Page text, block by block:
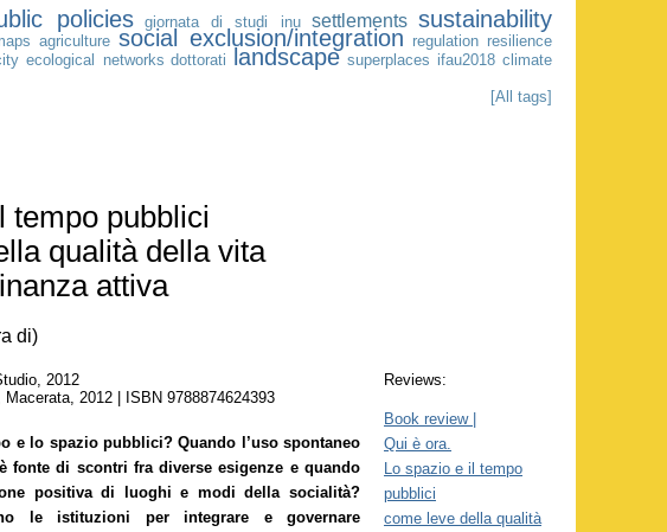
policies giornata di studi inu settlements sustainability
agriculture social exclusion/integration regulation resilience
ecological networks dottorati landscape superplaces ifau2018 climate
[All tags]
tempo pubblici
qualità della vita
attiva
di)
2012
2012 | ISBN 9788874624393
e lo spazio pubblici? Quando l’uso spontaneo
fonte di scontri fra diverse esigenze e quando
positiva di luoghi e modi della socialità?
le istituzioni per integrare e governare
Reviews:
Book review |
Qui è ora.
Lo spazio e il tempo
pubblici
come leve della qualità